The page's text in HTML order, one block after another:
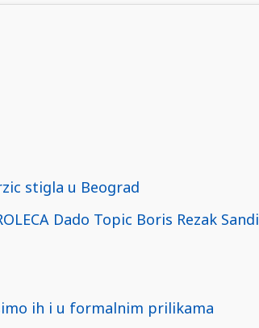
stigla u Beograd
Dado Topic Boris Rezak Sandi
ih i u formalnim prilikama